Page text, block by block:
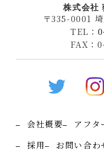
株式会社
〒335-0001
TEL：
FAX：
会社概要 アフタ
採用
お問い合わ